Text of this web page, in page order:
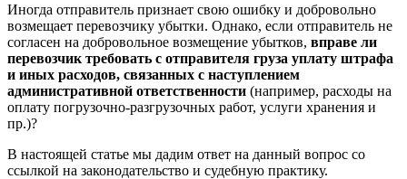
Иногда отправитель признает свою ошибку и добровольно
возмещает перевозчику убытки. Однако, если отправитель не
согласен на добровольное возмещение убытков, вправе ли
перевозчик требовать с отправителя груза уплату штрафа
и иных расходов, связанных с наступлением
административной ответственности (например, расходы на
оплату погрузочно-разгрузочных работ, услуги хранения и
пр.)?
В настоящей статье мы дадим ответ на данный вопрос со
ссылкой на законодательство и судебную практику.